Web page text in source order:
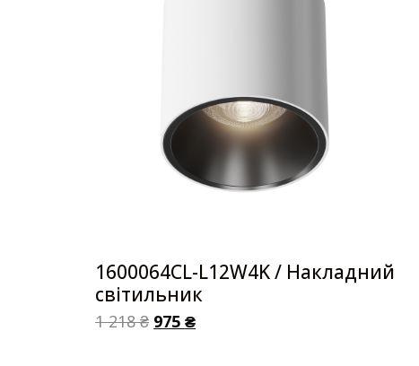
1600064CL-L12W4K / Накладний
світильник
1 218₴ 975₴